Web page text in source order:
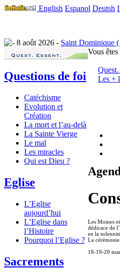
English Espanol Deutsh
8 août 2026 - Saint Dominique
Questions de foi
Catéchisme
Evolution et
Création
La mort et l’au-delà
La Sainte Vierge
Le mal
Les miracles
Qui est Dieu ?
Eglise
L’Eglise
aujourd’hui
L’Eglise dans
l’Histoire
Pourquoi l’Eglise ?
Sacrements
Vous
Quest.
Les +
Les Moines
dédicace de
en la
La
18-19-20